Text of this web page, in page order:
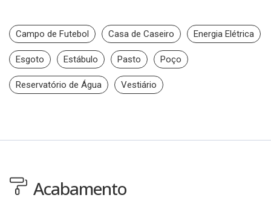
Campo de Futebol Casa de Caseiro Energia Elétrica
Esgoto Estábulo Pasto Poço
Reservatório de Água Vestiário
Acabamento